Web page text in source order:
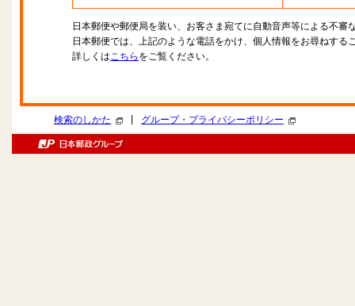
日本郵便や郵便局を装い、お客さま宛てに自動音声等による不審
日本郵便では、上記のような電話をかけ、個人情報をお尋ねする
詳しくはこちら をご覧ください。
検索のしかた グループ・プライバシーポリシー